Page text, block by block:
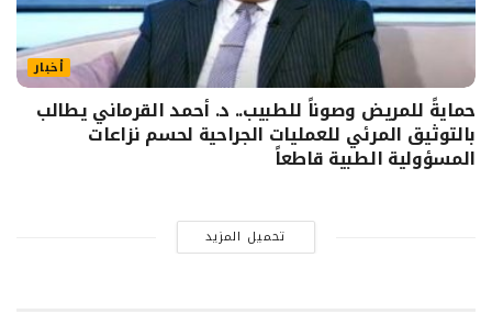
أخبار
حمايةً للمريض وصوناً للطبيب.. د. أحمد القرماني يطالب
بالتوثيق المرئي للعمليات الجراحية لحسم نزاعات
المسؤولية الطبية قاطعاً
تحميل المزيد